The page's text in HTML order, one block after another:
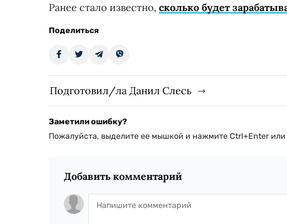
Ранее стало известно, сколько будет
Поделиться
Подготовил/ла Данил Слесь
Заметили ошибку?
Пожалуйста, выделите ее мышкой и нажмите Ctrl+Enter или
Добавить комментарий